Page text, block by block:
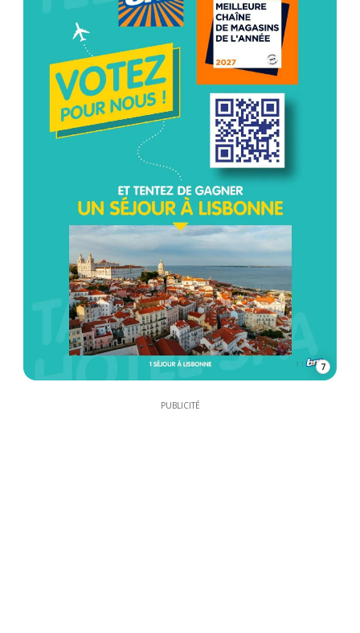
7
PUBLICITÉ